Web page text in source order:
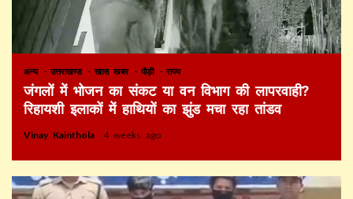
अन्य उत्तराखण्ड खास खबर पौड़ी राज्य
जंगलों में भोजन का संकट या वन विभाग की लापरवाही?
रिहायशी इलाकों में हाथियों का झुंड मचा रहा तांडव
Vinay Kainthola 4 weeks ago